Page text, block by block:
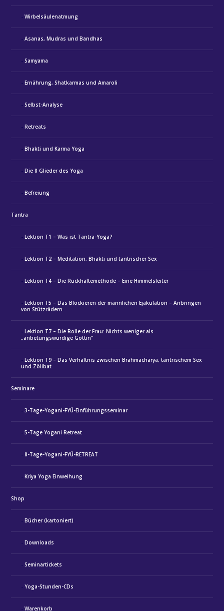
Wirbelsäulenatmung
Asanas, Mudras und Bandhas
Samyama
Ernährung, Shatkarmas und Amaroli
Selbst-Analyse
Retreats
Bhakti und Karma Yoga
Die 8 Glieder des Yoga
Befreiung
Tantra
Lektion T1 – Was ist Tantra-Yoga?
Lektion T2 – Meditation, Bhakti und tantrischer Sex
Lektion T4 – Die Rückhaltemethode – Eine Himmelsleiter
Lektion T5 – Das Blockieren der männlichen Ejakulation – Anbringen
von Stützrädern
Lektion T7 – Die Rolle der Frau: Nichts weniger als
„anbetungswürdige Göttin“
Lektion T9 – Das Verhältnis zwischen Brahmacharya, tantrischem Sex
und Zölibat
Seminare
3-Tage-Yogani-FYÜ-Einführungsseminar
5-Tage Yogani Retreat
8-Tage-Yogani-FYÜ-RETREAT
Kriya Yoga Einweihung
Shop
Bücher (kartoniert)
Downloads
Seminartickets
Yoga-Stunden-CDs
Warenkorb